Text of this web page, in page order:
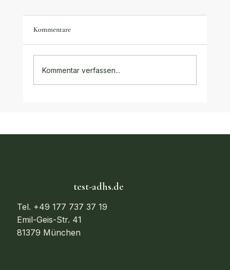
Kommentare
Kommentar verfassen...
test-adhs.de
Tel. +49 177 737 37 19
Emil-Geis-Str. 41
81379 München